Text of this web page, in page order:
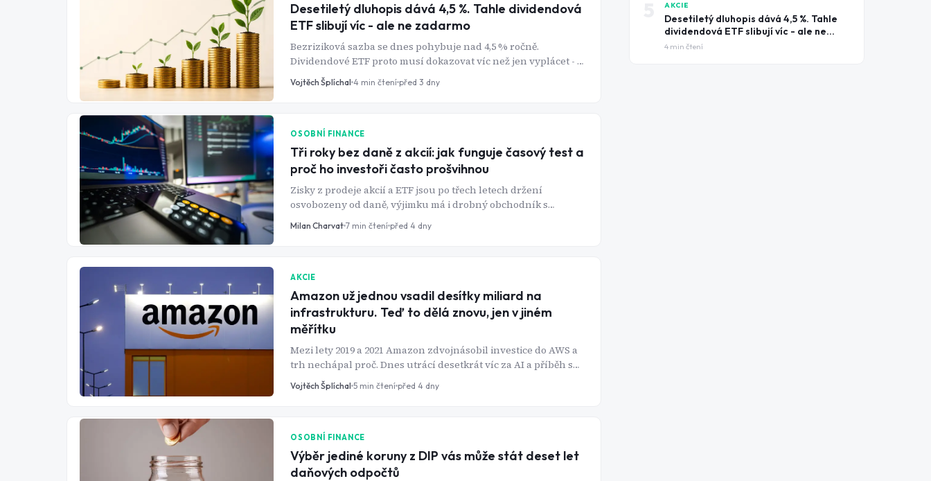
Desetiletý dluhopis dává 4,5 %. Tahle dividendová
ETF slibují víc - ale ne zadarmo
Bezriziková sazba se dnes pohybuje nad 4,5 % ročně.
Dividendové ETF proto musí dokazovat víc než jen vyplácet - a
rozdíly mezi nejznámějšími fondy jsou letos hlubší, než se na
první pohled zdá.
Vojtěch Šplíchal 4 min čtení před 3 dny
OSOBNÍ FINANCE
Tři roky bez daně z akcií: jak funguje časový test a
proč ho investoři často prošvihnou
Zisky z prodeje akcií a ETF jsou po třech letech držení
osvobozeny od daně, výjimku má i drobný obchodník s
ročním příjmem do 100 000 Kč. Pravidlo má ale řadu háčků -
dokoupení stejné akcie, navýšení jmenovité hodnoty nebo
Milan Charvat 7 min čtení před 4 dny
AKCIE
Amazon už jednou vsadil desítky miliard na
infrastrukturu. Teď to dělá znovu, jen v jiném
měřítku
Mezi lety 2019 a 2021 Amazon zdvojnásobil investice do AWS a
trh nechápal proč. Dnes utrácí desetkrát víc za AI a příběh se
opakuje.
Vojtěch Šplíchal 5 min čtení před 4 dny
OSOBNÍ FINANCE
Výběr jediné koruny z DIP vás může stát deset let
daňových odpočtů
AKCIE
Desetiletý dluhopis dává 4,5 %. Tahle
dividendová ETF slibují víc - ale ne
zadarmo
4 min čtení